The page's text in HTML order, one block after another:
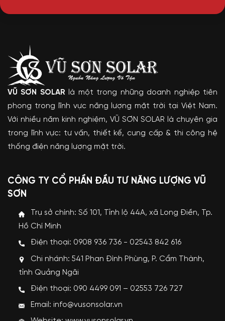
VŨ SƠN SOLAR là một trong những doanh nghiệp tiên
phong trong lĩnh vực năng lượng mặt trời tại Việt Nam.
Với nhiều năm kinh nghiệm, VŨ SƠN SOLAR là chuyên gia
trong lĩnh vực: tư vấn, thiết kế, cung cấp & thi công hệ
thống điện năng lượng mặt trời.
CÔNG TY CỔ PHẦN ĐẦU TƯ NĂNG LƯỢNG VŨ
SƠN
Trụ sở chính: Số 101, Tỉnh lộ 44A, xã Long Điền, Tp.
Hồ Chí Minh
Điện thoại: 0908 936 736 - 02543 842 616
Chi nhánh: 541 Phan Đình Phùng, P. Cẩm Thành,
tỉnh Quảng Ngãi
Điện thoại: 090 4499 091 – 02553 726 727
Email: info@vusonsolar.vn